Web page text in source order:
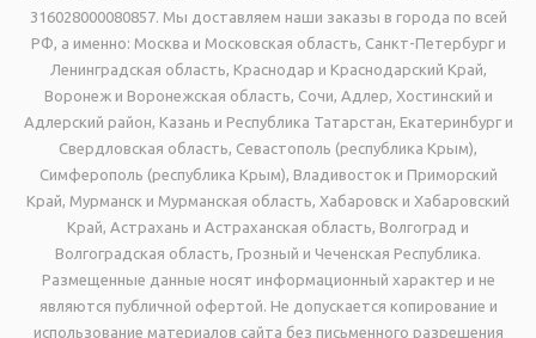
316028000080857. Мы доставляем наши заказы в города по всей
РФ, а именно: Москва и Московская область, Санкт-Петербург и
Ленинградская область, Краснодар и Краснодарский Край,
Воронеж и Воронежская область, Сочи, Адлер, Хостинский и
Адлерский район, Казань и Республика Татарстан, Екатеринбург и
Свердловская область, Севастополь (республика Крым),
Симферополь (республика Крым), Владивосток и Приморский
Край, Мурманск и Мурманская область, Хабаровск и Хабаровский
Край, Астрахань и Астраханская область, Волгоград и
Волгоградская область, Грозный и Чеченская Республика.
Размещенные данные носят информационный характер и не
являются публичной офертой. Не допускается копирование и
использование материалов сайта без письменного разрешения